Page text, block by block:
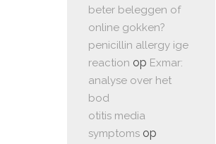
beter beleggen of
online gokken?
penicillin allergy ige
reaction op Exmar:
analyse over het
bod
otitis media
symptoms op